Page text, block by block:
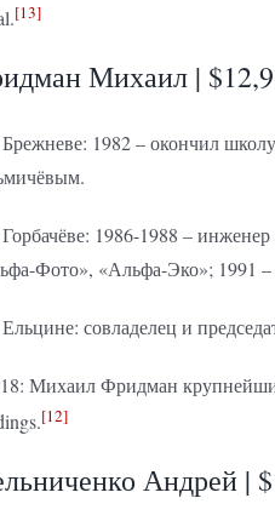
[13]
Михаил |
1982 – окончил
1986-1988 – инженер
Фото», «Альфа-Эко»; 1991 –
совладелец и
Михаил Фридман
[12]
Андрей |